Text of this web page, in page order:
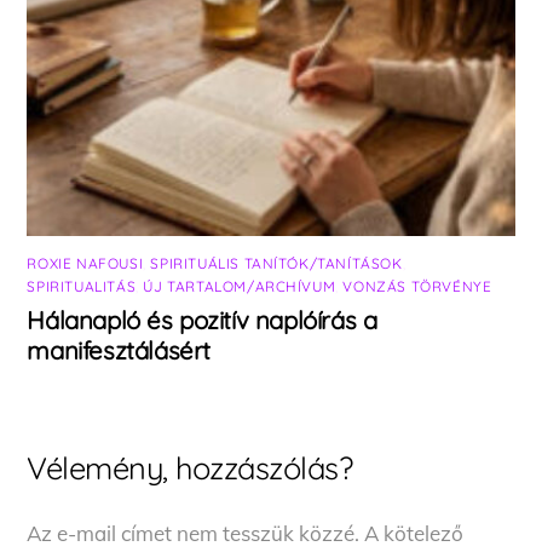
ROXIE NAFOUSI ,SPIRITUÁLIS TANÍTÓK/TANÍTÁSOK
SPIRITUALITÁS ÚJ TARTALOM/ARCHÍVUM ,VONZÁS TÖRVÉNYE
Hálanapló és pozitív naplóírás a
manifesztálásért
Vélemény, hozzászólás?
Az e-mail címet nem tesszük közzé. A kötelező